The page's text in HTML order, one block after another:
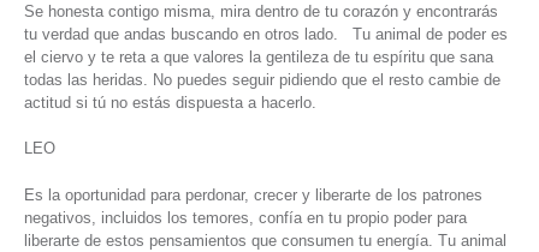
Se honesta contigo misma, mira dentro de tu corazón y encontrarás
tu verdad que andas buscando en otros lado. Tu animal de poder es
el ciervo y te reta a que valores la gentileza de tu espíritu que sana
todas las heridas. No puedes seguir pidiendo que el resto cambie de
actitud si tú no estás dispuesta a hacerlo.
LEO
Es la oportunidad para perdonar, crecer y liberarte de los patrones
negativos, incluidos los temores, confía en tu propio poder para
liberarte de estos pensamientos que consumen tu energía. Tu animal